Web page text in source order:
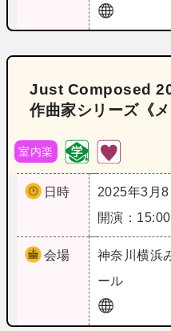
Just Composed
作曲家シリーズ《メ
室内楽
日時
2025年3月8
開演：15:00
会場 神奈川横浜
ール